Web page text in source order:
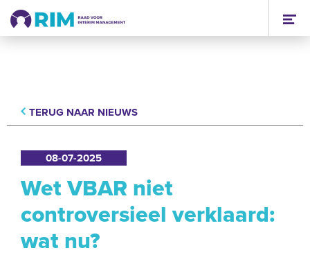
TERUG NAAR NIEUWS
08-07-2025
Wet VBAR niet
controversieel verklaard:
wat nu?